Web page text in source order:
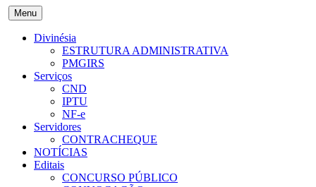
Menu
Divinésia
ESTRUTURA ADMINISTRATIVA
PMGIRS
Serviços
CND
IPTU
NF-e
Servidores
CONTRACHEQUE
NOTÍCIAS
Editais
CONCURSO PÚBLICO